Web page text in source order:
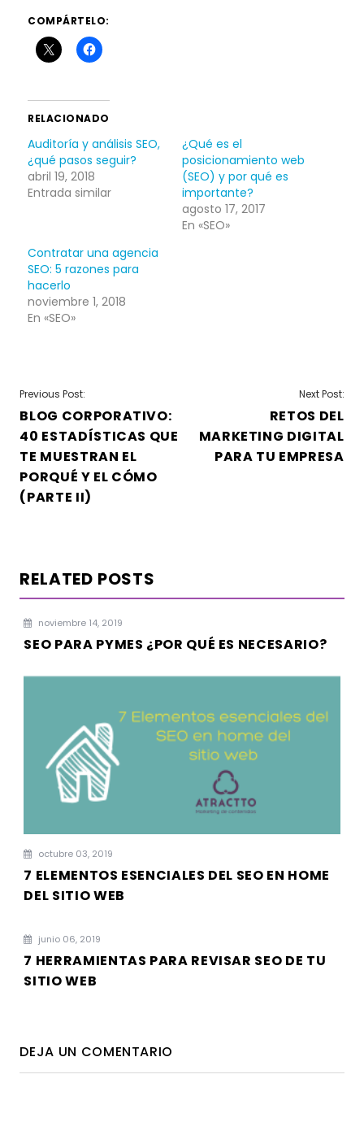
COMPÁRTELO:
RELACIONADO
Auditoría y análisis SEO,
¿qué pasos seguir?
abril 19, 2018
Entrada similar
¿Qué es el
posicionamiento web
(SEO) y por qué es
importante?
agosto 17, 2017
En «SEO»
Contratar una agencia
SEO: 5 razones para
hacerlo
noviembre 1, 2018
En «SEO»
NAVEGACIÓN
DE
ENTRADAS
Previous Post:
BLOG CORPORATIVO:
40 ESTADÍSTICAS QUE
TE MUESTRAN EL
PORQUÉ Y EL CÓMO
(PARTE II)
Next Post:
RETOS DEL
MARKETING DIGITAL
PARA TU EMPRESA
RELATED POSTS
noviembre 14, 2019
SEO PARA PYMES ¿POR QUÉ ES NECESARIO?
octubre 03, 2019
7 ELEMENTOS ESENCIALES DEL SEO EN HOME
DEL SITIO WEB
junio 06, 2019
7 HERRAMIENTAS PARA REVISAR SEO DE TU
SITIO WEB
DEJA UN COMENTARIO